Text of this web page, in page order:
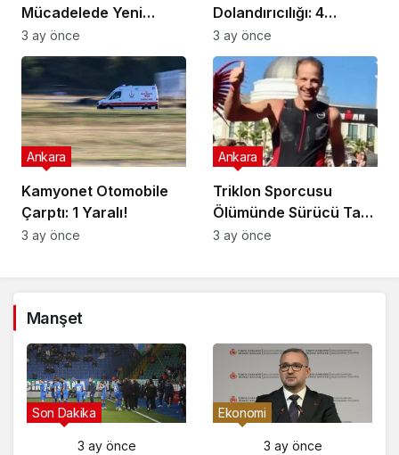
Mücadelede Yeni
Adımlar Atılıyor!
3 ay önce
Dolandırıcılığı: 4
Gözaltı!
3 ay önce
Kamyonet Otomobile
Çarptı: 1 Yaralı!
Ankara
3 ay önce
Triklon Sporcusu
Ölümünde Sürücü Tam
Kusurlu!
Ankara
3 ay önce
Manşet
Gündem
3 ay önce
Son Dakika
3 ay önce